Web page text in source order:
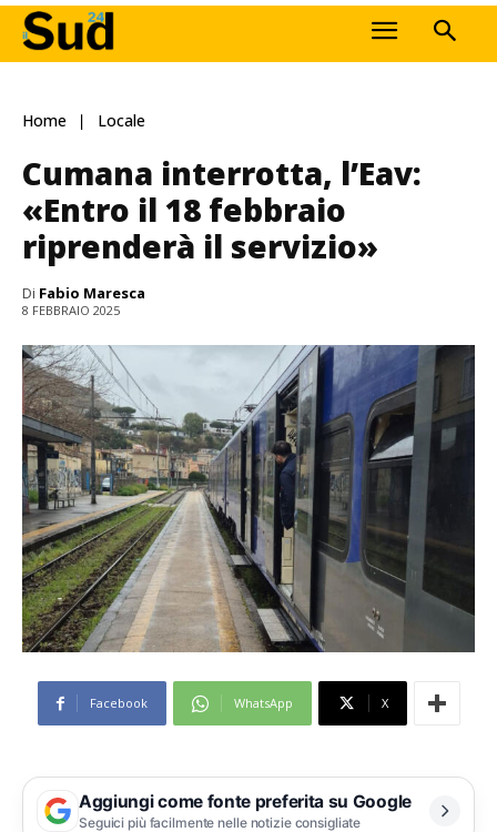
Home Locale
Cumana interrotta, l’Eav:
«Entro il 18 febbraio
riprenderà il servizio»
Di Fabio Maresca
8 FEBBRAIO 2025
Facebook WhatsApp X
Aggiungi come fonte preferita su Google
Seguici più facilmente nelle notizie consigliate